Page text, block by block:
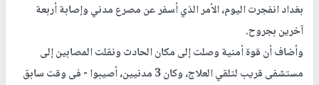
بغداد انفجرت اليوم، الأمر الذي أسفر عن مصرع مدني وإصابة أربعة
آخرين بجروح.
وأضاف أن قوة أمنية وصلت إلى مكان الحادث ونقلت المصابين إلى
مستشفى قريب لتلقي العلاج، وكان 3 مدنيين، أصيبوا - فى وقت سابق